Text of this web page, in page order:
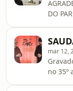
DO
mar 12,
no 35º